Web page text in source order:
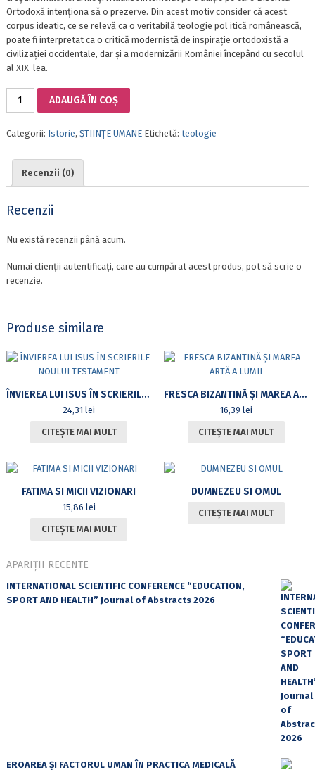
Ortodoxă intenționa să o prezerve. Din acest motiv consider că acest
corpus ideatic, ce se relevă ca o veritabilă teologie pol itică românească,
poate fi interpretat ca o critică modernistă de inspirație ortodoxistă a
civilizației occidentale, dar și a modernizării României începând cu secolul
al XIX-lea.
Cantitate
ROMÂNEASCĂO
DISCURS
1941
ADAUGĂ ÎN COȘ
Categorii: Istorie, ȘTIINȚE UMANE Etichetă: teologie
Recenzii (0)
Recenzii
Nu există recenzii până acum.
Numai clienții autentificați, care au cumpărat acest produs, pot să scrie o
recenzie.
Produse similare
ÎNVIEREA LUI ISUS ÎN SCRIERILE NOULUI TESTAMENT
24,31lei
CITEȘTE MAI MULT
FRESCA BIZANTINĂ ȘI MAREA ARTĂ A LUMII
16,39 lei
CITEȘTE MAI MULT
FATIMA SI MICII VIZIONARI
15,86 lei
CITEȘTE MAI MULT
DUMNEZEU SI OMUL
CITEȘTE MAI MULT
APARIȚII RECENTE
INTERNATIONAL SCIENTIFIC CONFERENCE “EDUCATION,
SPORT AND HEALTH” Journal of Abstracts 2026
EROAREA ȘI FACTORUL UMAN ÎN PRACTICA MEDICALĂ